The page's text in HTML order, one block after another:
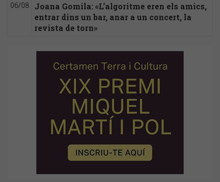
06/08
Joana Gomila: «L’algoritme eren els amics,
entrar dins un bar, anar a un concert, la
revista de torn»